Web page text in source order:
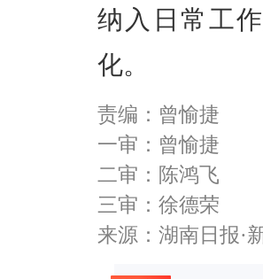
纳入日常工
化。
责编：曾愉捷
一审：曾愉捷
二审：陈鸿飞
三审：徐德荣
来源：湖南日报·